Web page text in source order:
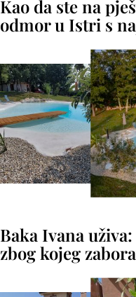
Kao da ste na
odmor u Istri s
Baka Ivana
zbog kojeg